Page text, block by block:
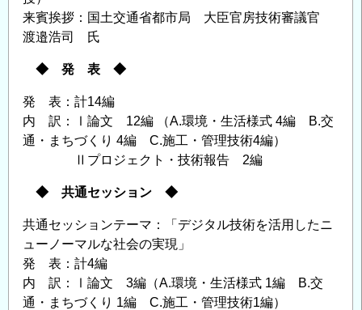
来賓挨拶：国土交通省都市局 大臣官房技術審議官
渡邉浩司 氏
◆ 発 表 ◆
発 表：計14編
内 訳：Ⅰ論文 12編 （A.環境・生活様式 4編 B.交
通・まちづくり 4編 C.施工・管理技術4編）
Ⅱプロジェクト・技術報告 2編
◆ 共通セッション ◆
共通セッションテーマ：「デジタル技術を活用したニ
ューノーマルな社会の実現」
発 表：計4編
内 訳：Ⅰ論文 3編（A.環境・生活様式 1編 B.交
通・まちづくり 1編 C.施工・管理技術1編）